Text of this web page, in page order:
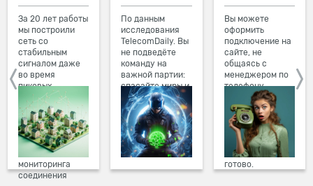
За 20 лет работы
мы построили
сеть со
стабильным
сигналом даже
во время
пиковых
нагрузок в
вечернее время.
Мы постоянно
обновляем наше
оборудование в
домах, а система
мониторинга
соединения
По данным
исследования
TelecomDaily. Вы
не подведёте
команду на
важной партии:
спасайте миры и
побеждайте с
друзьями в
онлайн-играх.
Вы можете
оформить
подключение на
сайте, не
общаясь с
менеджером по
телефону.
Просто в три
клика заполните
форму заявки на
сайте, выберите
дату и время
подключения,
готово.